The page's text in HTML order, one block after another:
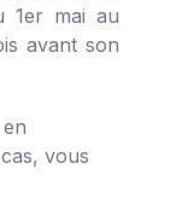
1er mai au
avant son
vous